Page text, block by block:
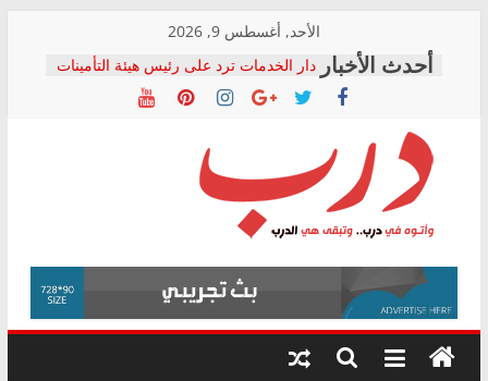
content
الأحد, أغسطس 9, 2026
دار الخدمات ترد على رئيس هيئة التأمينات
بعد مؤتمره الصحفي: إنكار الأزمة لا ينهي
معاناة أصحاب المعاشات.. ونطالب بكشف
فرحات سليمان يكتب: القطاع الصحي إلى
أين؟
حزب التحالف الشعبي يطلق لجنة “الحق
في الصحة” بالإسكندرية لرصد الانتهاكات
ودعم المرضى
الوزاري لمدينة الصحفيين.. وانتهاء أعمال
إنشاء المبنى الإداري
المجلس القومي لحقوق الإنسان يعلن
متابعة قضية الدكتور محمد زهران.. ويؤكد:
قرينة البراءة وضمانات المحاكمة العادلة
درب
وأتوه
درب..
وتبقى
هي